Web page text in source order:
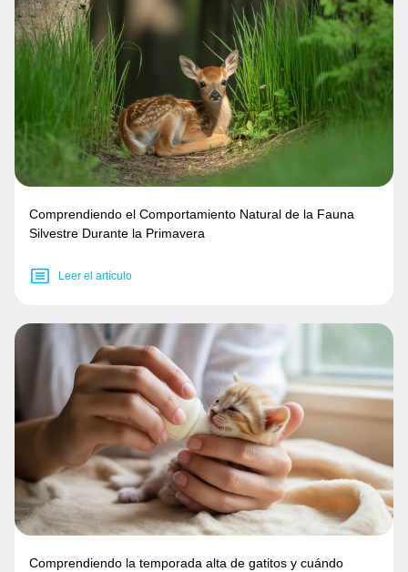
Comprendiendo el Comportamiento Natural de la Fauna
Silvestre Durante la Primavera
Leer el artículo
Comprendiendo la temporada alta de gatitos y cuándo